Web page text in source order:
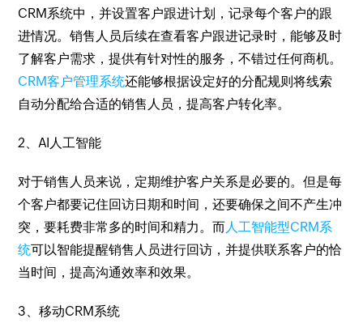
CRM系统中，并设置客户跟进计划，记录每个客户的跟
进情况。销售人员后续在查看客户跟进记录时，能够及时
了解客户需求，提供有针对性的服务，不错过任何商机。
CRM客户管理系统还能够根据设定好的分配规则将线索
自动分配给合适的销售人员，提高客户转化率。
2、AI人工智能
对于销售人员来说，定期维护客户关系是必要的。但是每
个客户都要记住回访日期和时间，还要确保之间不产生冲
突，要耗费非常多的时间和精力。而人工智能型CRM系
统可以智能提醒销售人员进行回访，并提供联系客户的恰
当时间，提高沟通效率和效果。
3、移动CRM系统